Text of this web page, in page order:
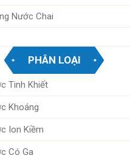
Nước Chai
PHÂN LOẠI
Tinh Khiết
Khoáng
Ion Kiềm
Có Ga